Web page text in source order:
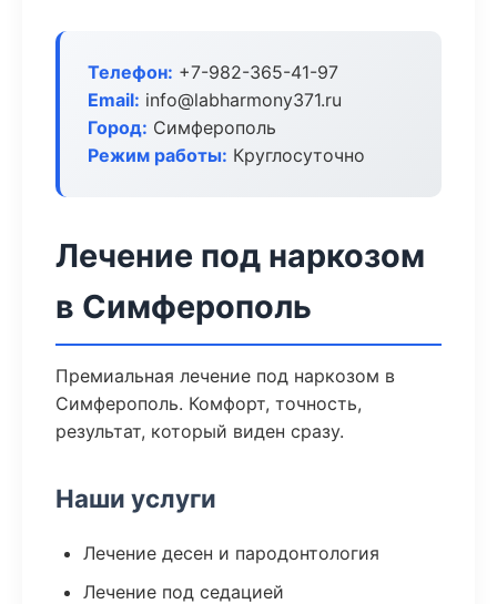
Телефон: +7-982-365-41-97
Email: info@labharmony371.ru
Город: Симферополь
Режим работы: Круглосуточно
Лечение под наркозом
в Симферополь
Премиальная лечение под наркозом в
Симферополь. Комфорт, точность,
результат, который виден сразу.
Наши услуги
Лечение десен и пародонтология
Лечение под седацией